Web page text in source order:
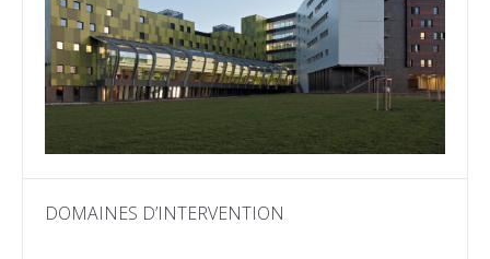
DOMAINES D’INTERVENTION